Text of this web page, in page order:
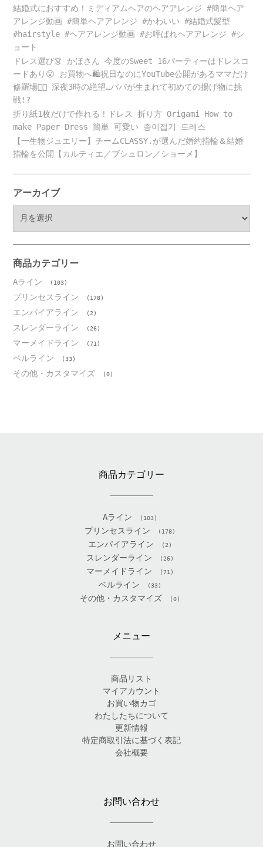
結婚式におすすめ！ミディアムヘアのヘアアレンジ #簡単ヘア
アレンジ動画 #簡単ヘアアレンジ #かわいい #結婚式髪型
#hairstyle #ヘアアレンジ動画 #お呼ばれヘアアレンジ #シ
ョート
ドレス選び👗 かほさん 今度のSweet 16パーティーはドレスコ
ードあり😮 お買物へ🛍️祝日なのにYouTube公開があるママだけ
修羅場😵‍💫 深夜3時の絶望…パパが生まれて初めての揚げ物に挑
戦!?
折り紙1枚だけで作れる！ドレス 折り方 Origami How to
make Paper Dress 簡単 可愛い 종이접기 드레스
【一生物ジュエリー】チームCLASSY.が選んだ婚約指輪＆結婚
指輪を公開【カルティエ／ブシュロン／ショーメ】
アーカイブ
ブ
商品カテゴリー
Aライン (103)
プリンセスライン (178)
エンパイアライン (2)
スレンダーライン (26)
マーメイドライン (71)
ベルライン (33)
その他・カスタマイズ (0)
商品カテゴリー
Aライン (103)
プリンセスライン (178)
エンパイアライン (2)
スレンダーライン (26)
マーメイドライン (71)
ベルライン (33)
その他・カスタマイズ (0)
メニュー
商品リスト
マイアカウント
お買い物カゴ
わたしたちについて
更新情報
特定商取引法に基づく表記
会社概要
お問い合わせ
お問い合わせ